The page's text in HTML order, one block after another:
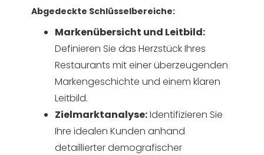
Abgedeckte Schlüsselbereiche:
Markenübersicht und Leitbild:
Definieren Sie das Herzstück Ihres
Restaurants mit einer überzeugenden
Markengeschichte und einem klaren
Leitbild.
Zielmarktanalyse:Identifizieren Sie
Ihre idealen Kunden anhand
detaillierter demografischer